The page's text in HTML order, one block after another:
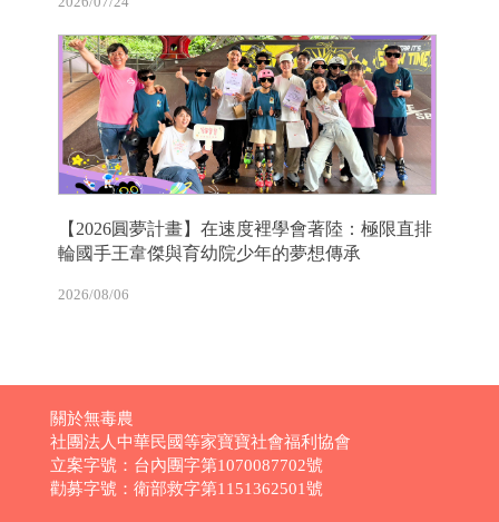
【2026圓夢計畫】在速度裡學會著陸：極限直排
輪國手王韋傑與育幼院少年的夢想傳承
2026/08/06
關於無毒農
社團法人中華民國等家寶寶社會福利協會
立案字號：台內團字第1070087702號
勸募字號：衛部救字第1151362501號